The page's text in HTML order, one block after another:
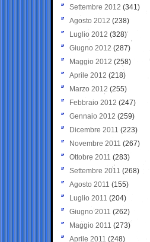
Settembre 2012 (341)
Agosto 2012 (238)
Luglio 2012 (328)
Giugno 2012 (287)
Maggio 2012 (258)
Aprile 2012 (218)
Marzo 2012 (255)
Febbraio 2012 (247)
Gennaio 2012 (259)
Dicembre 2011 (223)
Novembre 2011 (267)
Ottobre 2011 (283)
Settembre 2011 (268)
Agosto 2011 (155)
Luglio 2011 (204)
Giugno 2011 (262)
Maggio 2011 (273)
Aprile 2011 (248)